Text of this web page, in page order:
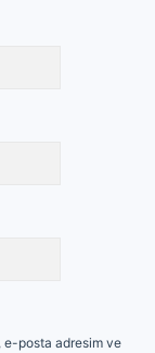
e-posta adresim ve